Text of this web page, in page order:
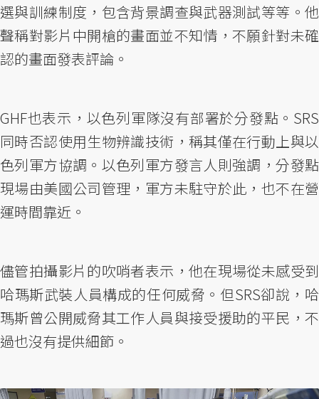
選與訓練制度，包含背景調查與武器測試等等。他
聲稱對影片中開槍的畫面並不知情，不願針對未確
認的畫面發表評論。
GHF也表示，以色列軍隊沒有部署於分發點。SRS
同時否認使用生物辨識技術，稱其僅在行動上與以
色列軍方協調。以色列軍方發言人則強調，分發點
現場由美國公司管理，軍方未駐守於此，也不在營
運時間靠近。
儘管拍攝影片的吹哨者表示，他在現場從未感受到
哈瑪斯武裝人員構成的任何威脅。但SRS卻說，哈
瑪斯曾公開威脅其工作人員與接受援助的平民，不
過也沒有提供細節。